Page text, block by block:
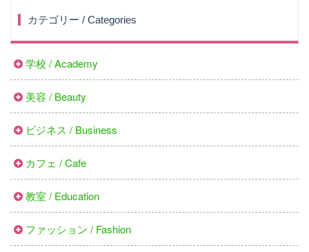
カテゴリー / Categories
学校 / Academy
美容 / Beauty
ビジネス / Business
カフェ / Cafe
教室 / Education
ファッション / Fashion